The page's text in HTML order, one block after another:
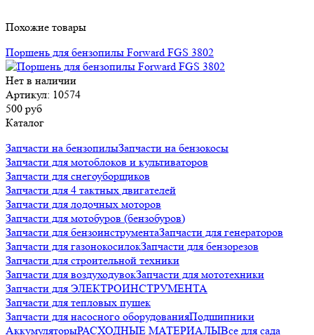
Похожие товары
Поршень для бензопилы Forward FGS 3802
Нет в наличии
Артикул: 10574
500 руб
Каталог
Запчасти на бензопилыЗапчасти на бензокосы
Запчасти для мотоблоков и культиваторов
Запчасти для снегоуборщиков
Запчасти для 4 тактных двигателей
Запчасти для лодочных моторов
Запчасти для мотобуров (бензобуров)
Запчасти для бензоинструментаЗапчасти для генераторов
Запчасти для газонокосилокЗапчасти для бензорезов
Запчасти для строительной техники
Запчасти для воздуходувокЗапчасти для мототехники
Запчасти для ЭЛЕКТРОИНСТРУМЕНТА
Запчасти для тепловых пушек
Запчасти для насосного оборудованияПодшипники
АккумуляторыРАСХОДНЫЕ МАТЕРИАЛЫВсе для сада